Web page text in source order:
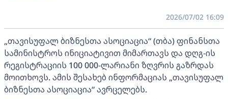
2026/07/02 16:09
„თავისუფალ ბიზნესთა ასოციაცია“ (თბა) ფინანსთა
სამინისტროს ინიციატივით მიმართავს და დღგ-ის
რეგისტრაციის 100 000-ლარიანი ზღვრის გაზრდას
მოითხოვს. ამის შესახებ ინფორმაციას „თავისუფალ
ბიზნესთა ასოციაცია“ ავრცელებს.